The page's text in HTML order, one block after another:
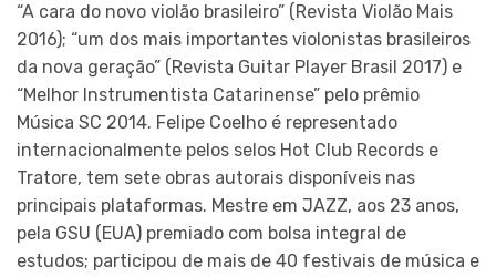
“A cara do novo violão brasileiro” (Revista Violão Mais
2016); “um dos mais importantes violonistas brasileiros
da nova geração” (Revista Guitar Player Brasil 2017) e
“Melhor Instrumentista Catarinense” pelo prêmio
Música SC 2014. Felipe Coelho é representado
internacionalmente pelos selos Hot Club Records e
Tratore, tem sete obras autorais disponíveis nas
principais plataformas. Mestre em JAZZ, aos 23 anos,
pela GSU (EUA) premiado com bolsa integral de
estudos; participou de mais de 40 festivais de música e